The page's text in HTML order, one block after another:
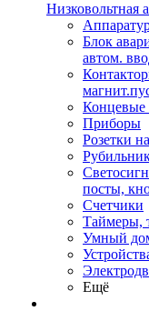
Низковольтная
Блок
автом.
Концевые
Приборы
Розетки
посты,
Счетчики
Таймеры,
Умный
Ещё